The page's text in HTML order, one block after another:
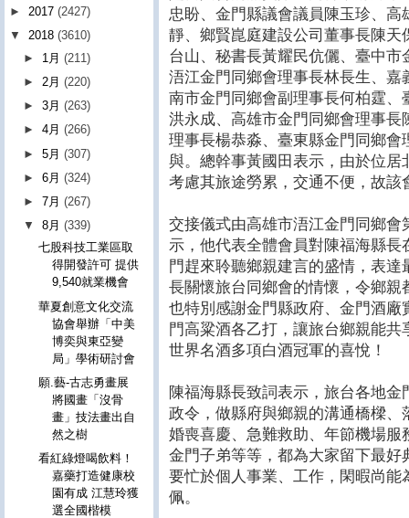
忠盼、金門縣議會議員陳玉珍、
靜、鄉賢崑庭建設公司董事長陳
台山、秘書長黃耀民伉儷、臺中
浯江金門同鄉會理事長林長生、
南市金門同鄉會副理事長何柏霆
洪永成、高雄市金門同鄉會理事
理事長楊恭淼、臺東縣金門同鄉
與。總幹事黃國田表示，由於位
考慮其旅途勞累，交通不便，故該
交接儀式由高雄市浯江金門同鄉
示，他代表全體會員對陳福海縣
門趕來聆聽鄉親建言的盛情，表
長關懷旅台同鄉會的情懷，令鄉
也特別感謝金門縣政府、金門酒
門高粱酒各乙打，讓旅台鄉親能
世界名酒多項白酒冠軍的喜悅！
陳福海縣長致詞表示，旅台各地
政令，做縣府與鄉親的溝通橋樑
婚喪喜慶、急難救助、年節機場
金門子弟等等，都為大家留下最
要忙於個人事業、工作，閑暇尚
佩。
► 2017 (2427)
▼ 2018 (3610)
► 1月(211)
► 2月(220)
►3月(263)
►4月(266)
►5月(307)
►6月(324)
►7月(267)
▼8月(339)
七股科技工業區取
得開發許可 提供
9,540就業機會
華夏創意文化交流
協會舉辦「中美
博奕與東亞變
局」學術研討會
願.藝-古志勇畫展
將國畫「沒骨
畫」技法畫出自
然之樹
看紅綠燈喝飲料！
嘉藥打造健康校
園有成 江慧玲獲
選全國楷模